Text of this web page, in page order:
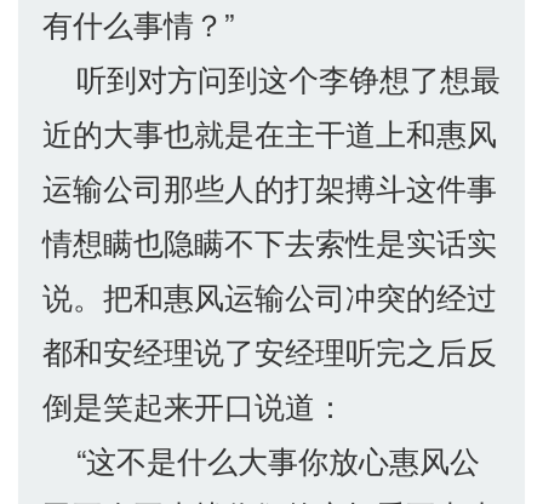
有什么事情？”
听到对方问到这个李铮想了想最
近的大事也就是在主干道上和惠风
运输公司那些人的打架搏斗这件事
情想瞒也隐瞒不下去索性是实话实
说。把和惠风运输公司冲突的经过
都和安经理说了安经理听完之后反
倒是笑起来开口说道：
“这不是什么大事你放心惠风公